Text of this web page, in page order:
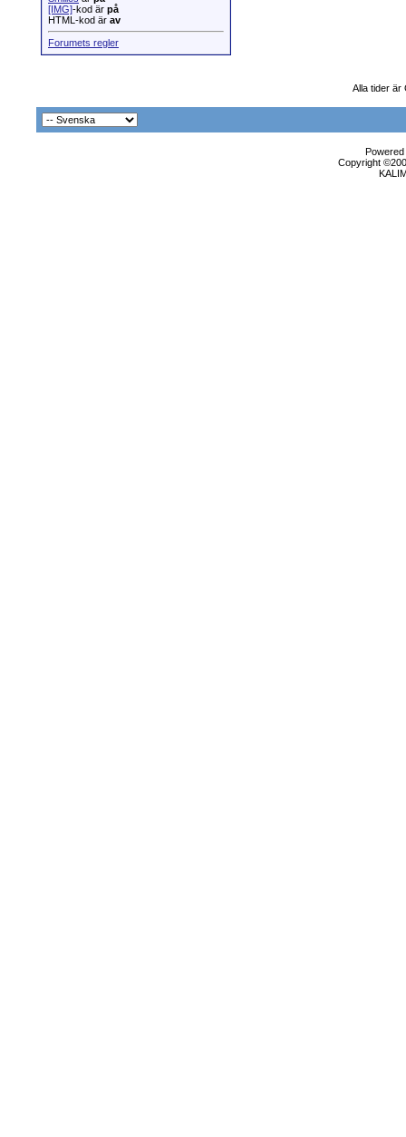
[IMG]-kod är på
HTML-kod är av
Forumets regler
Alla tider är
Copyright